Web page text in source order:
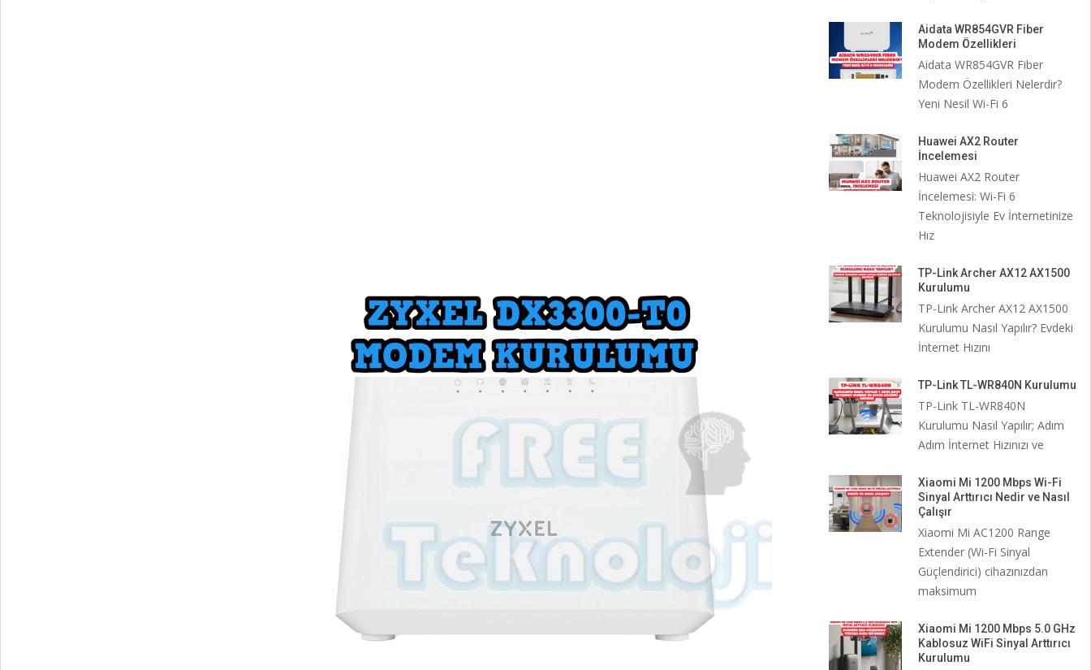
Aidata WR854GVR Fiber
Modem Özellikleri
Aidata WR854GVR Fiber
Modem Özellikleri Nelerdir?
Yeni Nesil Wi-Fi 6
Huawei AX2 Router
İncelemesi
Huawei AX2 Router
İncelemesi: Wi-Fi 6
Teknolojisiyle Ev İnternetinize
Hız
TP-Link Archer AX12 AX1500
Kurulumu
TP-Link Archer AX12 AX1500
Kurulumu Nasıl Yapılır? Evdeki
İnternet Hızını
TP-Link TL-WR840N Kurulumu
TP-Link TL-WR840N
Kurulumu Nasıl Yapılır; Adım
Adım İnternet Hızınızı ve
Xiaomi Mi 1200 Mbps Wi-Fi
Sinyal Arttırıcı Nedir ve Nasıl
Çalışır
Xiaomi Mi AC1200 Range
Extender (Wi-Fi Sinyal
Güçlendirici) cihazınızdan
maksimum
Xiaomi Mi 1200 Mbps 5.0 GHz
Kablosuz WiFi Sinyal Arttırıcı
Kurulumu